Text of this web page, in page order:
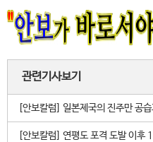
관련기사보기
[안보칼럼] 일본제국의 진주만 공
[안보칼럼] 연평도 포격 도발 이후